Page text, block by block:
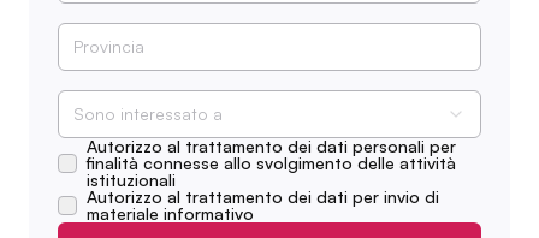
Sono interessato a
Autorizzo al trattamento dei dati personali per
finalità connesse allo svolgimento delle attività
istituzionali
Autorizzo al trattamento dei dati per invio di
materiale informativo